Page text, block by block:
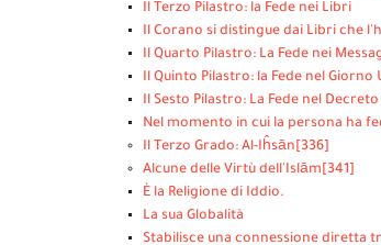
Il Terzo Pilastro: la Fede nei Libri
Il Corano si distingue dai Libri che
Il Quarto Pilastro: La Fede nei
Il Quinto Pilastro: la Fede nel Giorno
Il Sesto Pilastro: La Fede nel
Nel momento in cui la persona ha
Il Terzo Grado: Al-Iĥsān [336]
Alcune delle Virtù dell'Islām [341]
È la Religione di Iddio.
La sua Globalità
Stabilisce una connessione diretta